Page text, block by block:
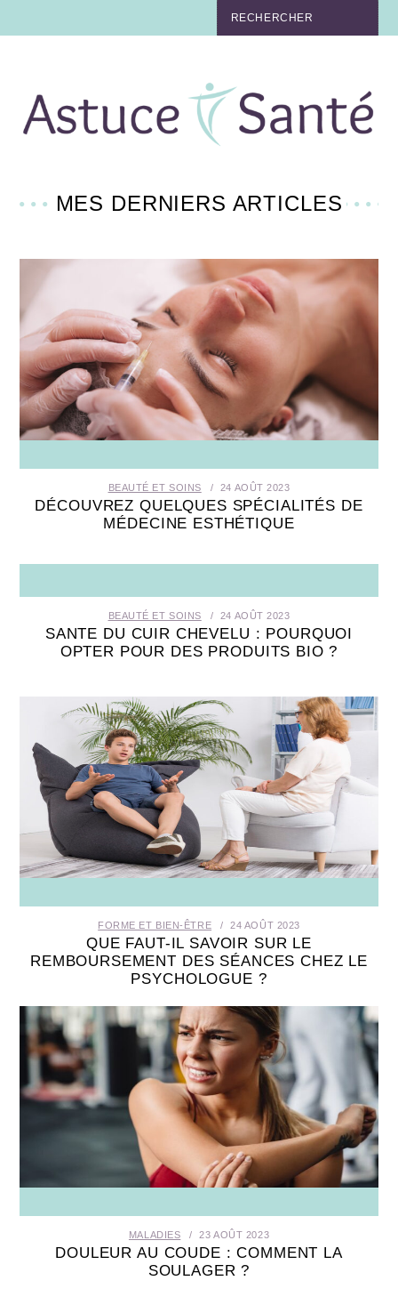
TABAC
MATERNITÉ
MÉDECINE DOUCE
BIEN-ÊTRE
SANTÉ BUCCO-DENTAIRE
SEXUALITÉ
SENIOR
MES DERNIERS ARTICLES
BEAUTÉ ET SOINS 24 AOÛT 2023
DÉCOUVREZ QUELQUES SPÉCIALITÉS DE
MÉDECINE ESTHÉTIQUE
BEAUTÉ ET SOINS 24 AOÛT 2023
SANTE DU CUIR CHEVELU : POURQUOI
OPTER POUR DES PRODUITS BIO ?
FORME ET BIEN-ÊTRE 24 AOÛT 2023
QUE FAUT-IL SAVOIR SUR LE
REMBOURSEMENT DES SÉANCES CHEZ LE
PSYCHOLOGUE ?
MALADIES 23 AOÛT 2023
DOULEUR AU COUDE : COMMENT LA
SOULAGER ?